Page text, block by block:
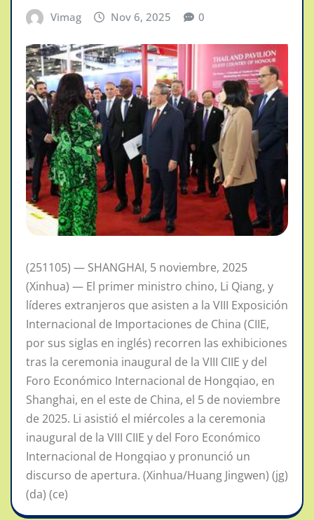
Vimag Nov 6, 2025 0
(251105) — SHANGHAI, 5 noviembre, 2025
(Xinhua) — El primer ministro chino, Li Qiang, y
líderes extranjeros que asisten a la VIII Exposición
Internacional de Importaciones de China (CIIE,
por sus siglas en inglés) recorren las exhibiciones
tras la ceremonia inaugural de la VIII CIIE y del
Foro Económico Internacional de Hongqiao, en
Shanghai, en el este de China, el 5 de noviembre
de 2025. Li asistió el miércoles a la ceremonia
inaugural de la VIII CIIE y del Foro Económico
Internacional de Hongqiao y pronunció un
discurso de apertura. (Xinhua/Huang Jingwen) (jg)
(da) (ce)